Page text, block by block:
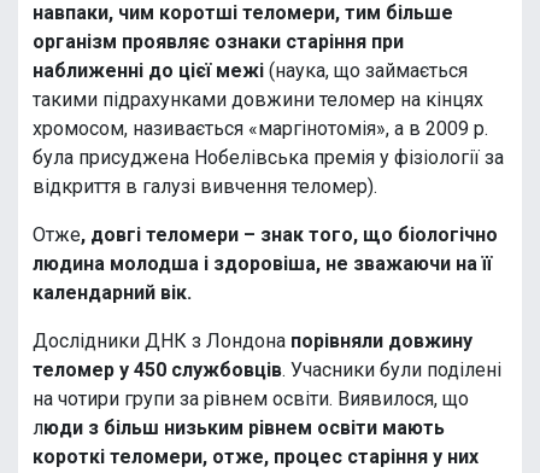
навпаки, чим коротші теломери, тим більше
організм проявляє ознаки старіння при
наближенні до цієї межі (наука, що займається
такими підрахунками довжини теломер на кінцях
хромосом, називається «маргінотомія», а в 2009 р.
була присуджена Нобелівська премія у фізіології за
відкриття в галузі вивчення теломер).
Отже, довгі теломери – знак того, що біологічно
людина молодша і здоровіша, не зважаючи на її
календарний вік.
Дослідники ДНК з Лондона порівняли довжину
теломер у 450 службовців. Учасники були поділені
на чотири групи за рівнем освіти. Виявилося, що
люди з більш низьким рівнем освіти мають
короткі теломери, отже, процес старіння у них